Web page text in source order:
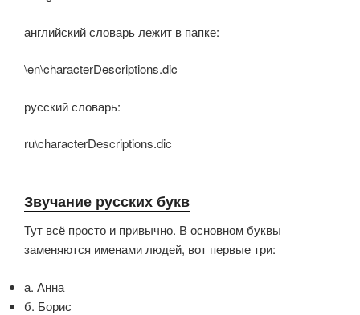
английский словарь лежит в папке:
\en\characterDescriptions.dic
русский словарь:
ru\characterDescriptions.dic
Звучание русских букв
Тут всё просто и привычно. В основном буквы
заменяются именами людей, вот первые три:
а. Анна
б. Борис